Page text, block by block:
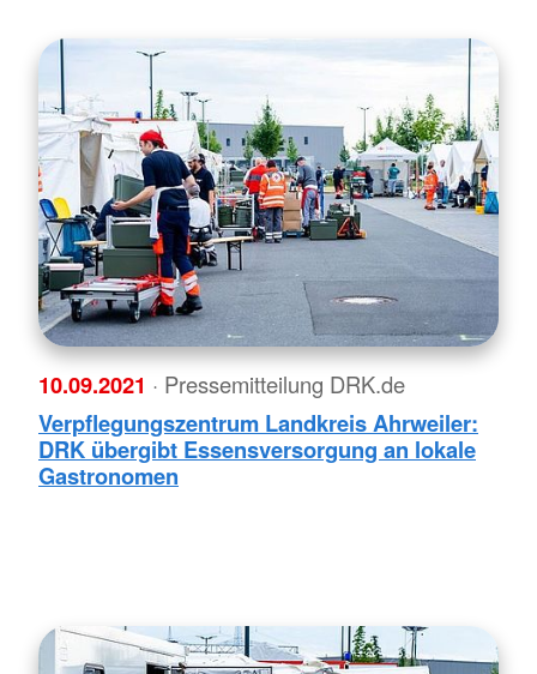
10.09.2021 · Pressemitteilung DRK.de
Verpflegungszentrum Landkreis Ahrweiler:
DRK übergibt Essensversorgung an lokale
Gastronomen